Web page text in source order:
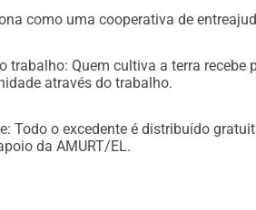
como uma cooperativa de
trabalho: Quem cultiva a terra
através do trabalho.
Todo o excedente é distribuído
da AMURT/EL.